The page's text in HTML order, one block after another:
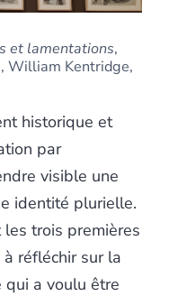
et lamentations,
William Kentridge,
historique et
par
visible une
identité plurielle.
les trois premières
réfléchir sur la
qui a voulu être